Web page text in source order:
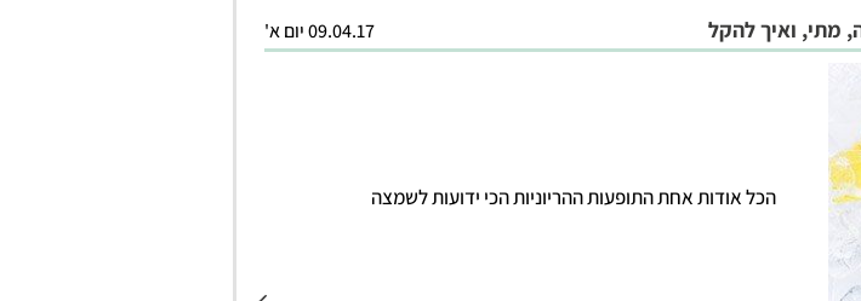
מתי, ואיך להקל 09.04.17 יום א'
הכל אודות אחת התופעות ההריוניות הכי ידועות לשמצה